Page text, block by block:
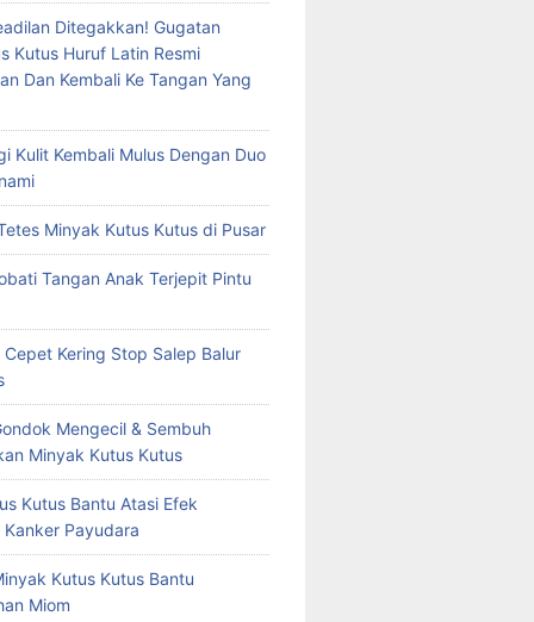
Ditegakkan! Gugatan
Kutus Huruf Latin Resmi
Dan Kembali Ke Tangan Yang
Kulit Kembali Mulus Dengan Duo
Minyak Kutus Kutus di Pusar
Tangan Anak Terjepit Pintu
Kering Stop Salep Balur
Mengecil & Sembuh
Minyak Kutus Kutus
Kutus Bantu Atasi Efek
Payudara
Kutus Kutus Bantu
Miom